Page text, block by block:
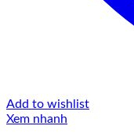
Add to wishlist
Xem nhanh